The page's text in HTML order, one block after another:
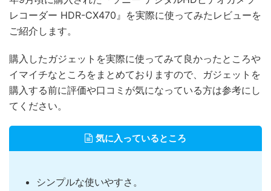
レコーダー HDR-CX470』を実際に使ってみたレビューを
ご紹介します。
購入したガジェットを実際に使ってみて良かったところや
イマイチなところをまとめておりますので、ガジェットを
購入する前に評価や口コミが気になっている方は参考にし
てください。
気に入っているところ
シンプルな使いやすさ。